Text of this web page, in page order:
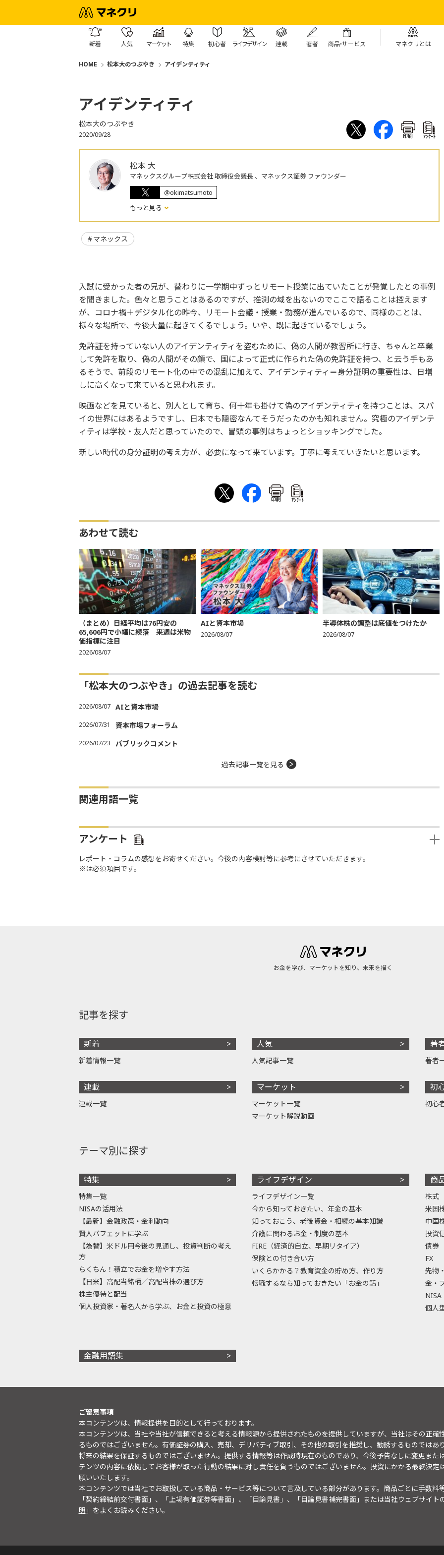
新着 人気 マーケット 特集 初心者 ライフデザイン 連載 著者 商品・サービス マネクリとは
HOME 松本大のつぶやき アイデンティティ
アイデンティティ
松本大のつぶやき
2020/09/28 印刷 ｱﾝｹｰﾄ
松本 大
マネックスグループ株式会社 取締役会議長 、マネックス証券 ファウンダー
@okimatsumoto
もっと見る
マネックス
入試に受かった者の兄が、替わりに一学期中ずっとリモート授業に出ていたことが発覚したとの事例
を聞きました。色々と思うことはあるのですが、推測の域を出ないのでここで語ることは控えます
が、コロナ禍＋デジタル化の昨今、リモート会議・授業・勤務が進んでいるので、同様のことは、
様々な場所で、今後大量に起きてくるでしょう。いや、既に起きているでしょう。
免許証を持っていない人のアイデンティティを盗むために、偽の人間が教習所に行き、ちゃんと卒業
して免許を取り、偽の人間がその顔で、国によって正式に作られた偽の免許証を持つ、と云う手もあ
るそうで、前段のリモート化の中での混乱に加えて、アイデンティティ＝身分証明の重要性は、日増
しに高くなって来ていると思われます。
映画などを見ていると、別人として育ち、何十年も掛けて偽のアイデンティティを持つことは、スパ
イの世界にはあるようですし、日本でも隠密なんてそうだったのかも知れません。究極のアイデンテ
ィティは学校・友人だと思っていたので、冒頭の事例はちょっとショッキングでした。
新しい時代の身分証明の考え方が、必要になって来ています。丁寧に考えていきたいと思います。
印刷 ｱﾝｹｰﾄ
あわせて読む
（まとめ）日経平均は76円安の
65,606円で小幅に続落 来週は米物
価指標に注目
2026/08/07
AIと資本市場
2026/08/07
半導体株の調整は底値をつけたか
2026/08/07
「松本大のつぶやき」の過去記事を読む
2026/08/07 AIと資本市場
2026/07/31 資本市場フォーラム
2026/07/23 パブリックコメント
過去記事一覧を見る
関連用語一覧
アンケート
レポート・コラムの感想をお寄せください。今後の内容検討等に参考にさせていただきます。
※は必須項目です。
お金を学び、マーケットを知り、未来を描く
記事を探す
新着
新着情報一覧
連載
連載一覧
人気
人気記事一覧
マーケット
マーケット一覧
マーケット解説動画
著
著者
初
初心
テーマ別に探す
特集
特集一覧
NISAの活用法
【最新】金融政策・金利動向
賢人バフェットに学ぶ
【為替】米ドル円今後の見通し、投資判断の考え
方
らくちん！積立でお金を増やす方法
【日米】高配当銘柄／高配当株の選び方
株主優待と配当
個人投資家・著名人から学ぶ、お金と投資の極意
ライフデザイン
ライフデザイン一覧
今から知っておきたい、年金の基本
知っておこう、老後資金・相続の基本知識
介護に関わるお金・制度の基本
FIRE（経済的自立、早期リタイア）
保険との付き合い方
いくらかかる？教育資金の貯め方、作り方
転職するなら知っておきたい「お金の話」
商
株式
米国
中国
投資
債券
FX
先物
金・
NISA
個人
金融用語集
ご留意事項
本コンテンツは、情報提供を目的として行っております。
本コンテンツは、当社や当社が信頼できると考える情報源から提供されたものを提供していますが、当社はその正
るものではございません。有価証券の購入、売却、デリバティブ取引、その他の取引を推奨し、勧誘するものではあ
将来の結果を保証するものではございません。提供する情報等は作成時現在のものであり、今後予告なしに変更また
テンツの内容に依拠してお客様が取った行動の結果に対し責任を負うものではございません。投資にかかる最終決
願いいたします。
本コンテンツでは当社でお取扱している商品・サービス等について言及している部分があります。商品ごとに手数料
「契約締結前交付書面」、「上場有価証券等書面」、「目論見書」、「目論見書補完書面」または当社ウェブサイト
明 」をよくお読みください。